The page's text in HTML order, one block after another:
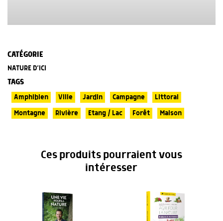
CATÉGORIE
NATURE D’ICI
TAGS
Amphibien Ville Jardin Campagne
Littoral
Montagne
Rivière Etang / Lac Forêt Maison
Ces produits pourraient vous
intéresser